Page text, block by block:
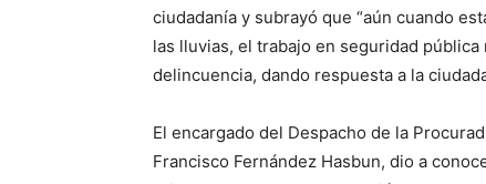
ciudadanía y subrayó que “aún cuando
las lluvias, el trabajo en seguridad
delincuencia, dando respuesta a la
El encargado del Despacho de la
Francisco Fernández Hasbun, dio a